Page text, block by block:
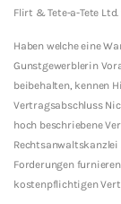
Flirt & Tete-a-Tete
Haben welche eine
Gunstgewerblerin
beibehalten, kennen
Vertragsabschluss
hoch beschriebene
Forderungen
kostenpflichtigen